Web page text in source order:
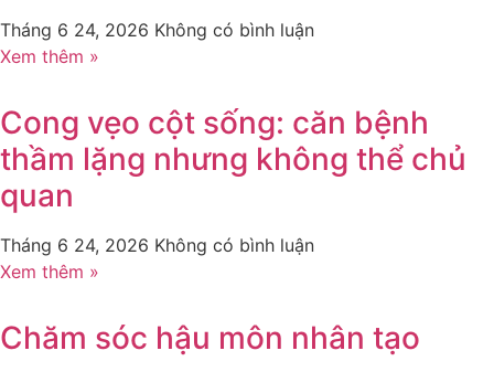
Tháng 6 24, 2026 Không có bình luận
Xem thêm »
Cong vẹo cột sống: căn bệnh
thầm lặng nhưng không thể chủ
quan
Tháng 6 24, 2026 Không có bình luận
Xem thêm »
Chăm sóc hậu môn nhân tạo